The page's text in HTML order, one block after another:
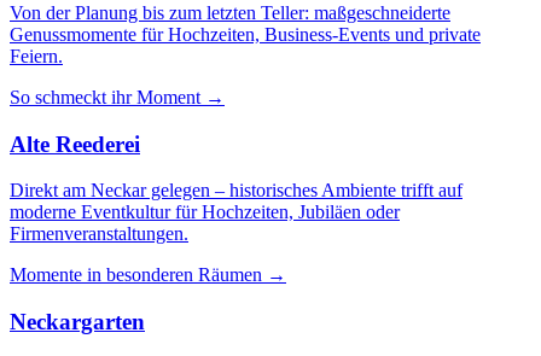
Von der Planung bis zum letzten Teller: maßgeschneiderte
Genussmomente für Hochzeiten, Business-Events und private
Feiern.
So schmeckt ihr Moment →
Alte Reederei
Direkt am Neckar gelegen – historisches Ambiente trifft auf
moderne Eventkultur für Hochzeiten, Jubiläen oder
Firmenveranstaltungen.
Momente in besonderen Räumen →
Neckargarten